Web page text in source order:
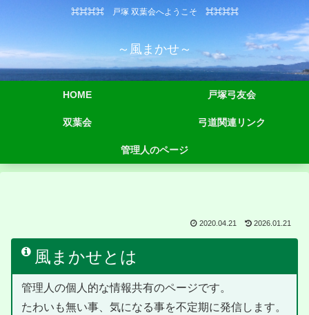
⌘⌘⌘⌘ 戸塚 双葉会へようこそ ⌘⌘⌘⌘
～風まかせ～
HOME 戸塚弓友会
双葉会 弓道関連リンク
管理人のページ
2020.04.21 2026.01.21
風まかせとは
管理人の個人的な情報共有のページです。
たわいも無い事、気になる事を不定期に発信します。